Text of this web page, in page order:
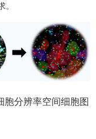
。
胞分辨率空间细胞图